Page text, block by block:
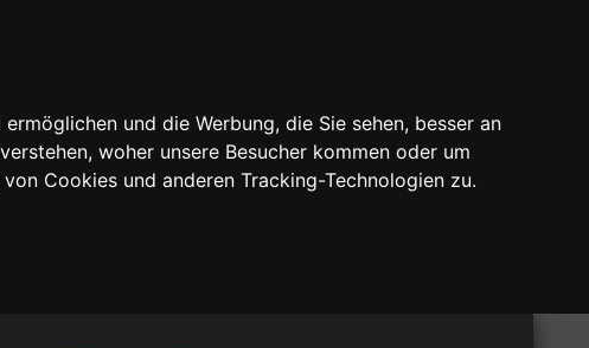
und die Werbung, die Sie sehen, besser an
woher unsere Besucher kommen oder um
Cookies und anderen Tracking-Technologien zu.